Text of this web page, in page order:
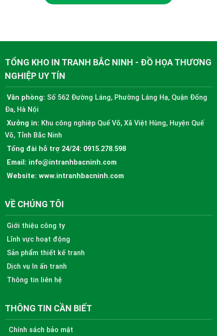
TỔNG KHO IN TRANH BẮC NINH - ĐỒ HỌA THƯƠNG
NGHIỆP UY TÍN
Văn phòng: Số 562 Đường Láng, Phường Láng Hạ, Quận Đống
Đa, Hà Nội
Xưởng in: Khu công nghiệp Quế Võ, Xã Việt Hùng, Huyện Quế
Võ, Tỉnh Bắc Ninh
Tổng đài hỗ trợ 24/24: 0915.278.598
Email: info@intranhbacninh.com
Website: www.intranhbacninh.com
VỀ CHÚNG TÔI
Giới thiệu công ty
Lĩnh vực hoạt động
Sản phẩm thiết kế tranh
Dịch vụ In ấn tranh
Thông tin liên hệ
THÔNG TIN CẦN BIẾT
Chính sách bảo mật